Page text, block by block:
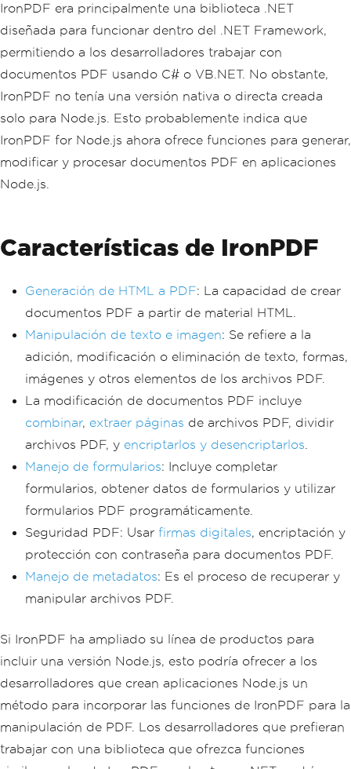
IronPDF era principalmente una biblioteca .NET
diseñada para funcionar dentro del .NET Framework,
permitiendo a los desarrolladores trabajar con
documentos PDF usando C# o VB.NET. No obstante,
IronPDF no tenía una versión nativa o directa creada
solo para Node.js. Esto probablemente indica que
IronPDF for Node.js ahora ofrece funciones para generar,
modificar y procesar documentos PDF en aplicaciones
Node.js.
Características de IronPDF
Generación de HTML a PDF: La capacidad de crear
documentos PDF a partir de material HTML.
Manipulación de texto e imagen: Se refiere a la
adición, modificación o eliminación de texto, formas,
imágenes y otros elementos de los archivos PDF.
La modificación de documentos PDF incluye
combinar, extraer páginas de archivos PDF, dividir
archivos PDF, y encriptarlos y desencriptarlos
Manejo de formularios: Incluye completar
formularios, obtener datos de formularios y utilizar
formularios PDF programáticamente.
Seguridad PDF: Usar firmas digitales, encriptación y
protección con contraseña para documentos PDF.
Manejo de metadatos: Es el proceso de recuperar y
manipular archivos PDF.
Si IronPDF ha ampliado su línea de productos para
incluir una versión Node.js, esto podría ofrecer a los
desarrolladores que crean aplicaciones Node.js un
método para incorporar las funciones de IronPDF para la
manipulación de PDF. Los desarrolladores que prefieran
trabajar con una biblioteca que ofrezca funciones